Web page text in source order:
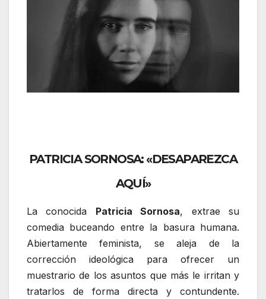
PATRICIA SORNOSA: «DESAPAREZCA
AQUÍ»
La conocida Patricia Sornosa, extrae su
comedia buceando entre la basura humana.
Abiertamente feminista, se aleja de la
corrección ideológica para ofrecer un
muestrario de los asuntos que más le irritan y
tratarlos de forma directa y contundente.